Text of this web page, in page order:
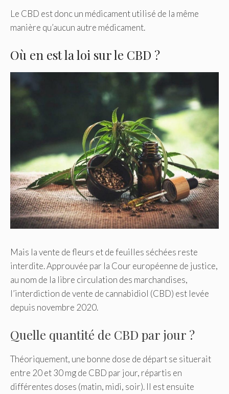
Le CBD est donc un médicament utilisé de la même
manière qu’aucun autre médicament.
Où en est la loi sur le CBD ?
Mais la vente de fleurs et de feuilles séchées reste
interdite. Approuvée par la Cour européenne de justice,
au nom de la libre circulation des marchandises,
l’interdiction de vente de cannabidiol (CBD) est levée
depuis novembre 2020.
Quelle quantité de CBD par jour ?
Théoriquement, une bonne dose de départ se situerait
entre 20 et 30 mg de CBD par jour, répartis en
différentes doses (matin, midi, soir). Il est ensuite